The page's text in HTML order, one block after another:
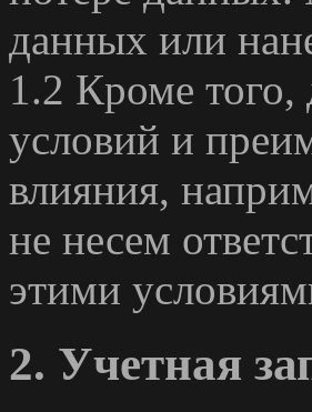
данных или
1.2 Кроме того,
условий и
влияния,
не несем
этими
2. Учетная